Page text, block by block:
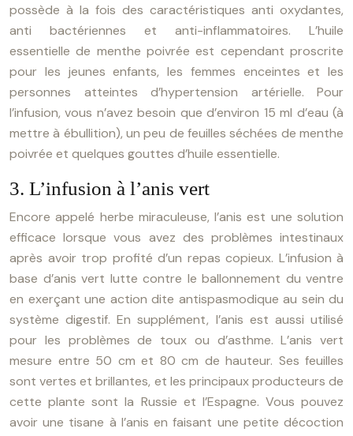
possède à la fois des caractéristiques anti oxydantes,
anti bactériennes et anti-inflammatoires. L’huile
essentielle de menthe poivrée est cependant proscrite
pour les jeunes enfants, les femmes enceintes et les
personnes atteintes d’hypertension artérielle. Pour
l’infusion, vous n’avez besoin que d’environ 15 ml d’eau (à
mettre à ébullition), un peu de feuilles séchées de menthe
poivrée et quelques gouttes d’huile essentielle.
3. L’infusion à l’anis vert
Encore appelé herbe miraculeuse, l’anis est une solution
efficace lorsque vous avez des problèmes intestinaux
après avoir trop profité d’un repas copieux. L’infusion à
base d’anis vert lutte contre le ballonnement du ventre
en exerçant une action dite antispasmodique au sein du
système digestif. En supplément, l’anis est aussi utilisé
pour les problèmes de toux ou d’asthme. L’anis vert
mesure entre 50 cm et 80 cm de hauteur. Ses feuilles
sont vertes et brillantes, et les principaux producteurs de
cette plante sont la Russie et l’Espagne. Vous pouvez
avoir une tisane à l’anis en faisant une petite décoction